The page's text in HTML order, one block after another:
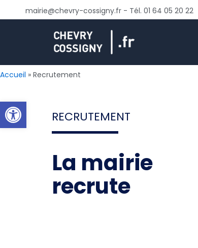
Ouvrir la barre d’outils
au
mairie@chevry-cossigny.fr - Tél. 01 64 05 20 22
Accueil Recrutement
RECRUTEMENT
La mairie
recrute